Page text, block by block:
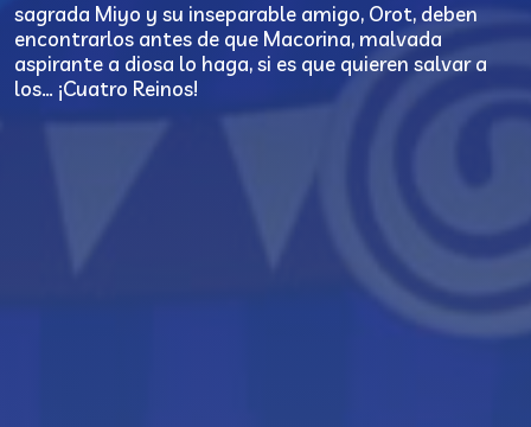
sagrada Miyo y su inseparable amigo, Orot, deben
encontrarlos antes de que Macorina, malvada
aspirante a diosa lo haga, si es que quieren salvar a
los… ¡Cuatro Reinos!